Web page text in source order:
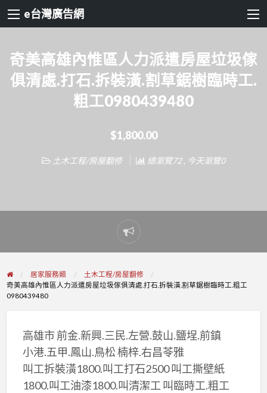
e台灣廣告網
奇美高雄內惟區人力派遣房屋垃圾傢
俱清處.打石.拆裝潢.割草鋸樹臨時工.
粗工0980439480
$1,800.00
土木工程/房屋翻修 總瀏覽72 , 今天瀏覽0
Report
problem
居家服務類
土木工程/房屋翻修
奇美高雄內惟區人力派遣房屋垃圾傢俱清處.打石.拆裝潢.割草鋸樹臨時工.粗工
0980439480
高雄市 前金.新興.三民.左營.鼓山.鹽埕.前鎮
小港.五甲.鳳山.鳥松 楠梓.右昌苓雅
叫工拆裝潢1800.叫工打石2500 叫工撕壁紙
1800.叫工油漆1800.叫清潔工 叫臨時工.粗工